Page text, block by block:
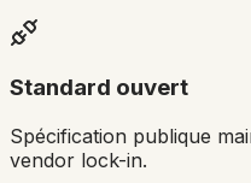
Standard ouvert
Spécification publique
vendor lock-in.